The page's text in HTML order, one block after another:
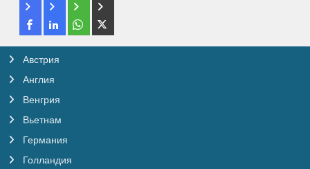
Австрия
Англия
Венгрия
Вьетнам
Германия
Голландия